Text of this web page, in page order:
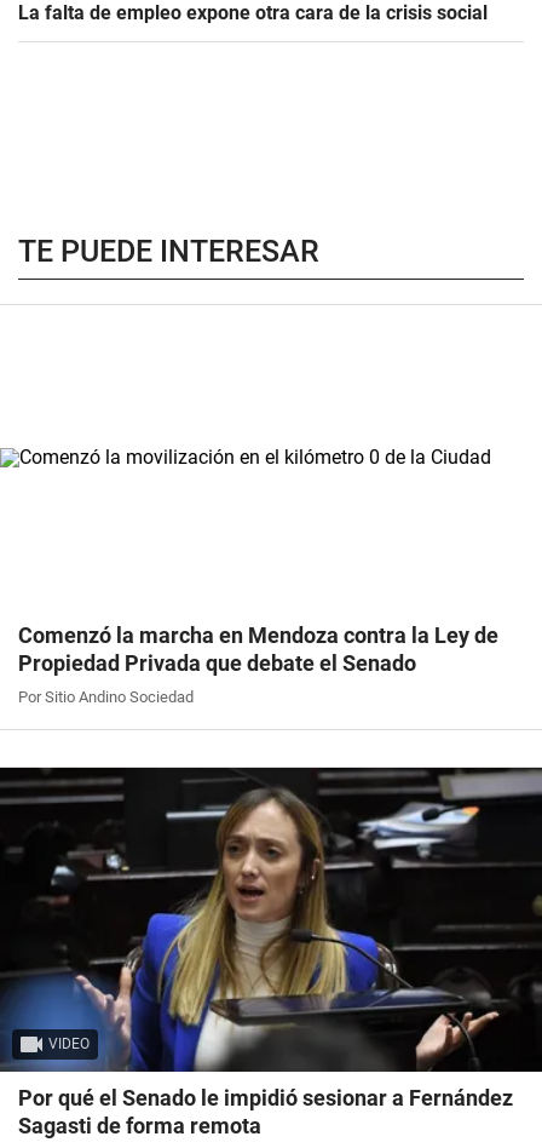
La falta de empleo expone otra cara de la crisis social
TE PUEDE INTERESAR
Comenzó la marcha en Mendoza contra la Ley de
Propiedad Privada que debate el Senado
Por Sitio Andino Sociedad
VIDEO
Por qué el Senado le impidió sesionar a Fernández
Sagasti de forma remota